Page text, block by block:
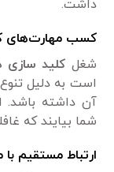
داشت.
کسب مهارت‌های
شغل کلید سازی
است به دلیل
آن داشته
شما بیایند که
ارتباط مستقیم